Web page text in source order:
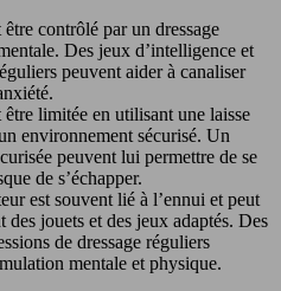
contrôlé par un dressage
Des jeux d’intelligence et
peuvent aider à canaliser
limitée en utilisant une laisse
environnement sécurisé. Un
peuvent lui permettre de se
de s’échapper.
est souvent lié à l’ennui et peut
jouets et des jeux adaptés. Des
de dressage réguliers
mentale et physique.